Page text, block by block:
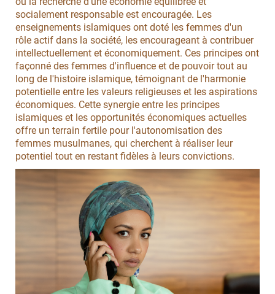
socialement responsable est encouragée. Les
enseignements islamiques ont doté les femmes d'un
rôle actif dans la société, les encourageant à contribuer
intellectuellement et économiquement. Ces principes ont
façonné des femmes d'influence et de pouvoir tout au
long de l'histoire islamique, témoignant de l'harmonie
potentielle entre les valeurs religieuses et les aspirations
économiques. Cette synergie entre les principes
islamiques et les opportunités économiques actuelles
offre un terrain fertile pour l'autonomisation des
femmes musulmanes, qui cherchent à réaliser leur
potentiel tout en restant fidèles à leurs convictions.